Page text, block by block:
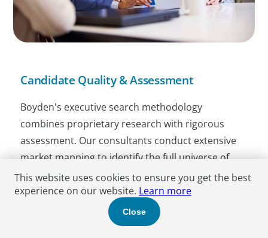
Candidate Quality & Assessment
Boyden's executive search methodology
combines proprietary research with rigorous
assessment. Our consultants conduct extensive
market mapping to identify the full universe of
potential candidates, including passive leaders
who are not visible through traditional channels.
Every candidate is evaluated against competency
frameworks that account for leadership
This website uses cookies to ensure you get the best
experience on our website. Learn more
Close